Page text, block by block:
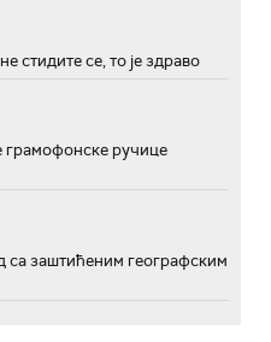
стидите се, то је здраво
грамофонске ручице
са заштићеним географским